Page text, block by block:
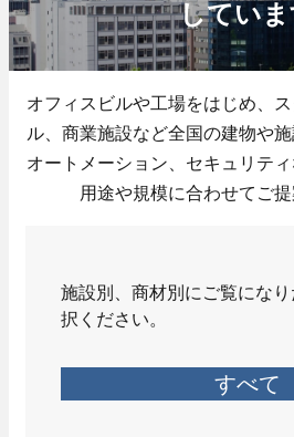
してい
オフィスビルや工場をはじめ、
ル、商業施設など全国の建物や施
オートメーション、セキュリテ
用途や規模に合わせてご提
施設別、商材別にご覧にな
択ください。
すべて
事業紹介
- 中央監視
- 照明制御
- ビル空調自動制
- 入退室管理
- 防犯カメラ
エンターテインメント技術系総合職